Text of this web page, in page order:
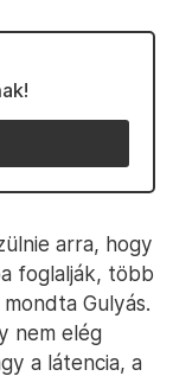
arra, hogy
foglalják, több
Gulyás.
nem elég
a látencia, a